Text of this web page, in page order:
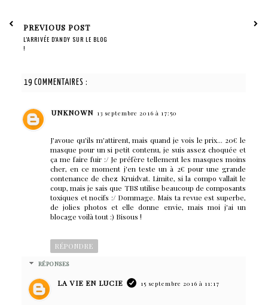
PREVIOUS POST
L'ARRIVÉE D'ANDY SUR LE BLOG
!
19 COMMENTAIRES :
UNKNOWN 13 septembre 2016 à 17:50
J'avoue qu'ils m'attirent, mais quand je vois le prix... 20€ le
masque pour un si petit contenu, je suis assez choquée et
ça me faire fuir :/ Je préfère tellement les masques moins
cher, en ce moment j'en teste un à 2€ pour une grande
contenance de chez Kruidvat. Limite, si la compo vallait le
coup, mais je sais que TBS utilise beaucoup de composants
toxiques et nocifs :/ Dommage. Mais ta revue est superbe,
de jolies photos et elle donne envie, mais moi j'ai un
blocage voilà tout :) Bisous !
RÉPONDRE
RÉPONSES
LA VIE EN LUCIE 15 septembre 2016 à 11:17